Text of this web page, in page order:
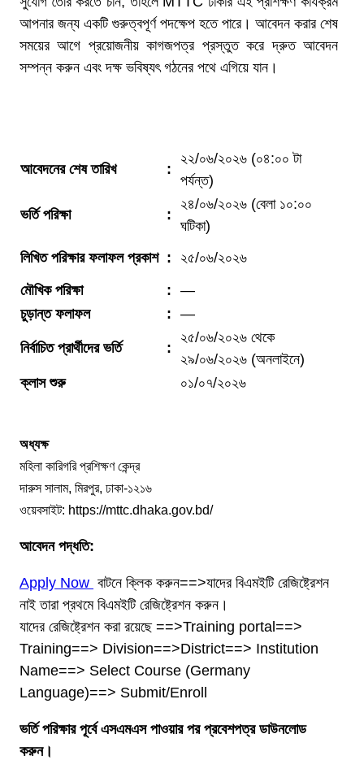
আপনার জন্য একটি গুরুত্বপূর্ণ পদক্ষেপ হতে পারে। আবেদন করার শেষ
সময়ের আগে প্রয়োজনীয় কাগজপত্র প্রস্তুত করে দ্রুত আবেদন
সম্পন্ন করুন এবং দক্ষ ভবিষ্যৎ গঠনের পথে এগিয়ে যান।
আবেদনের শেষ তারিখ :
২২/০৬/২০২৬ (০৪:০০ টা
পর্যন্ত)
ভর্তি পরিক্ষা :
২৪/০৬/২০২৬ (বেলা ১০:০০
ঘটিকা)
লিখিত পরিক্ষার ফলাফল প্রকাশ :
২৫/০৬/২০২৬
মৌখিক পরিক্ষা
: —
চুড়ান্ত ফলাফল
: —
নির্বাচিত প্রার্থীদের ভর্তি :
২৫/০৬/২০২৬ থেকে
২৯/০৬/২০২৬ (অনলাইনে)
ক্লাস শুরু
০১/০৭/২০২৬
অধ্যক্ষ
মহিলা কারিগরি প্রশিক্ষণ কেন্দ্র
দারুস সালাম, মিরপুর, ঢাকা-১২১৬
ওয়েবসাইট: https://mttc.dhaka.gov.bd/
আবেদন পদ্ধতি:
Apply Now বাটনে ক্লিক করুন==>যাদের বিএমইটি রেজিষ্ট্রেশন
নাই তারা প্রথমে বিএমইটি রেজিষ্ট্রেশন করুন।
যাদের রেজিষ্ট্রেশন করা রয়েছে ==>Training portal==>
Training==> Division==>District==> Institution
Name==> Select Course (Germany
Language)==> Submit/Enroll
ভর্তি পরিক্ষার পূর্বে এসএমএস পাওয়ার পর প্রবেশপত্র ডাউনলোড
করুন।